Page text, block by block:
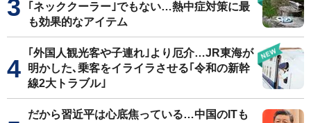
｢ネッククーラー｣でもない…熱中症対策に最
も効果的なアイテム
｢外国人観光客や子連れ｣より厄介…JR東海が
明かした､乗客をイライラさせる｢令和の新幹
線2大トラブル｣
だから習近平は心底焦っている…中国のITも